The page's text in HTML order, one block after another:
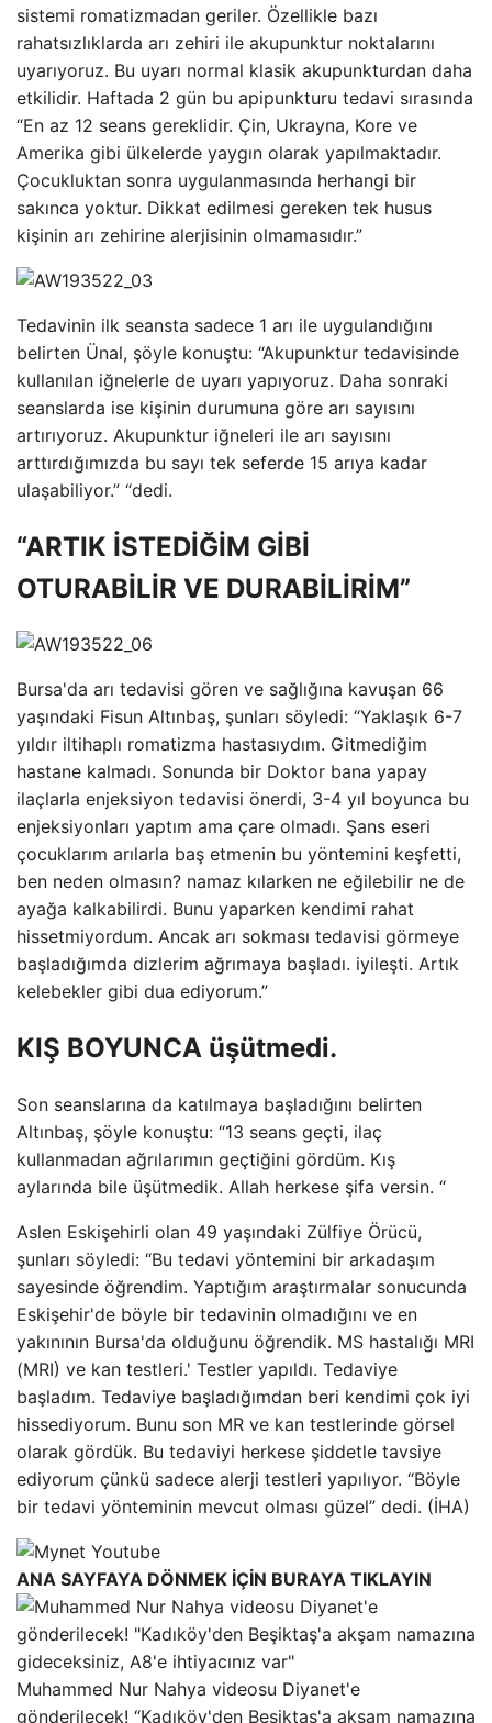
sistemi romatizmadan geriler. Özellikle bazı
rahatsızlıklarda arı zehiri ile akupunktur noktalarını
uyarıyoruz. Bu uyarı normal klasik akupunkturdan daha
etkilidir. Haftada 2 gün bu apipunkturu tedavi sırasında
“En az 12 seans gereklidir. Çin, Ukrayna, Kore ve
Amerika gibi ülkelerde yaygın olarak yapılmaktadır.
Çocukluktan sonra uygulanmasında herhangi bir
sakınca yoktur. Dikkat edilmesi gereken tek husus
kişinin arı zehirine alerjisinin olmamasıdır.”
Tedavinin ilk seansta sadece 1 arı ile uygulandığını
belirten Ünal, şöyle konuştu: “Akupunktur tedavisinde
kullanılan iğnelerle de uyarı yapıyoruz. Daha sonraki
seanslarda ise kişinin durumuna göre arı sayısını
artırıyoruz. Akupunktur iğneleri ile arı sayısını
arttırdığımızda bu sayı tek seferde 15 arıya kadar
ulaşabiliyor.” “dedi.
“ARTIK İSTEDİĞİM GİBİ
OTURABİLİR VE DURABİLİRİM”
Bursa'da arı tedavisi gören ve sağlığına kavuşan 66
yaşındaki Fisun Altınbaş, şunları söyledi: “Yaklaşık 6-7
yıldır iltihaplı romatizma hastasıydım. Gitmediğim
hastane kalmadı. Sonunda bir Doktor bana yapay
ilaçlarla enjeksiyon tedavisi önerdi, 3-4 yıl boyunca bu
enjeksiyonları yaptım ama çare olmadı. Şans eseri
çocuklarım arılarla baş etmenin bu yöntemini keşfetti,
ben neden olmasın? namaz kılarken ne eğilebilir ne de
ayağa kalkabilirdi. Bunu yaparken kendimi rahat
hissetmiyordum. Ancak arı sokması tedavisi görmeye
başladığımda dizlerim ağrımaya başladı. iyileşti. Artık
kelebekler gibi dua ediyorum.”
KIŞ BOYUNCA üşütmedi.
Son seanslarına da katılmaya başladığını belirten
Altınbaş, şöyle konuştu: “13 seans geçti, ilaç
kullanmadan ağrılarımın geçtiğini gördüm. Kış
aylarında bile üşütmedik. Allah herkese şifa versin. “
Aslen Eskişehirli olan 49 yaşındaki Zülfiye Örücü,
şunları söyledi: “Bu tedavi yöntemini bir arkadaşım
sayesinde öğrendim. Yaptığım araştırmalar sonucunda
Eskişehir'de böyle bir tedavinin olmadığını ve en
yakınının Bursa'da olduğunu öğrendik. MS hastalığı MRI
(MRI) ve kan testleri.' Testler yapıldı. Tedaviye
başladım. Tedaviye başladığımdan beri kendimi çok iyi
hissediyorum. Bunu son MR ve kan testlerinde görsel
olarak gördük. Bu tedaviyi herkese şiddetle tavsiye
ediyorum çünkü sadece alerji testleri yapılıyor. “Böyle
bir tedavi yönteminin mevcut olması güzel” dedi. (İHA)
ANA SAYFAYA DÖNMEK İÇİN BURAYA TIKLAYIN
Muhammed Nur Nahya videosu Diyanet'e
gönderilecek! “Kadıköy'den Beşiktaş'a akşam namazına